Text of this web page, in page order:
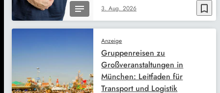
bookmark_border
3. Aug. 2026
Anzeige
Gruppenreisen zu
Großveranstaltungen in
München: Leitfaden für
Transport und Logistik